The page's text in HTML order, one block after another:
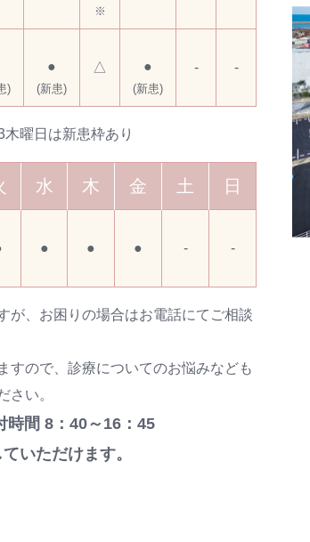
※
)
●
(新患)
△ ●
(新患)
- -
曜日は新患枠あり
水 木 金 土 日
● ● ● - -
が、お困りの場合はお電話にてご相談
すので、診療についてのお悩みなども
さい。
間 8：40～16：45
いただけます。